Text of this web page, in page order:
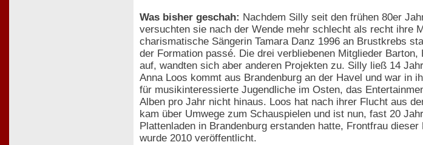
Was bisher geschah: Nachdem Silly seit den frühen 80er
versuchten sie nach der Wende mehr schlecht als recht ihre
charismatische Sängerin Tamara Danz 1996 an Brustkrebs
der Formation passé. Die drei verbliebenen Mitglieder
auf, wandten sich aber anderen Projekten zu. Silly ließ 14
Anna Loos kommt aus Brandenburg an der Havel und war in
für musikinteressierte Jugendliche im Osten, das
Alben pro Jahr nicht hinaus. Loos hat nach ihrer Flucht aus
kam über Umwege zum Schauspielen und ist nun, fast 20
Plattenladen in Brandenburg erstanden hatte, Frontfrau
wurde 2010 veröffentlicht.